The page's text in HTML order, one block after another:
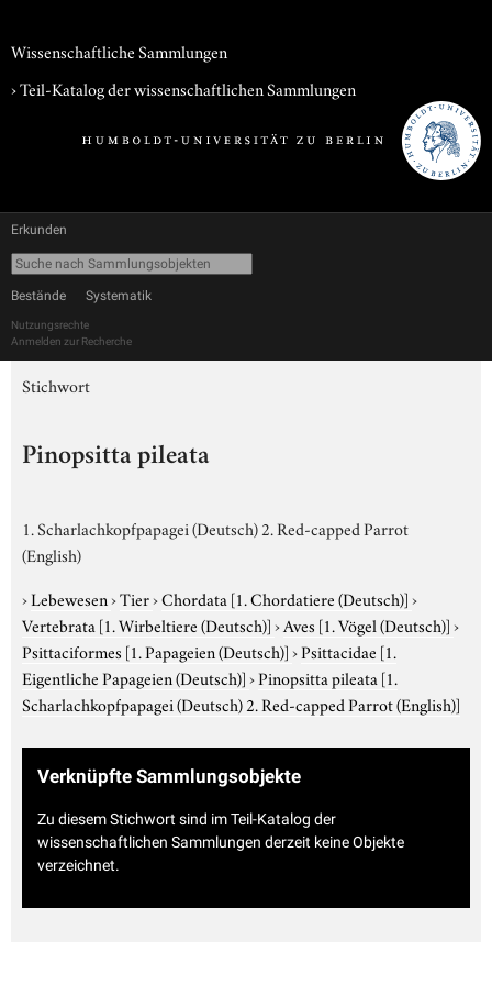
Wissenschaftliche Sammlungen
› Teil-Katalog der wissenschaftlichen Sammlungen
Erkunden
Bestände Systematik
Nutzungsrechte
Anmelden zur Recherche
Stichwort
Pinopsitta pileata
1. Scharlachkopfpapagei (Deutsch) 2. Red-capped Parrot
(English)
›Lebewesen›Tier›Chordata [1. Chordatiere (Deutsch)]›
Vertebrata [1. Wirbeltiere (Deutsch)]›Aves [1. Vögel (Deutsch)]›
Psittaciformes [1. Papageien (Deutsch)]›Psittacidae [1.
Eigentliche Papageien (Deutsch)]›Pinopsitta pileata [1.
Scharlachkopfpapagei (Deutsch) 2. Red-capped Parrot (English)]
Verknüpfte Sammlungsobjekte
Zu diesem Stichwort sind im Teil-Katalog der
wissenschaftlichen Sammlungen derzeit keine Objekte
verzeichnet.